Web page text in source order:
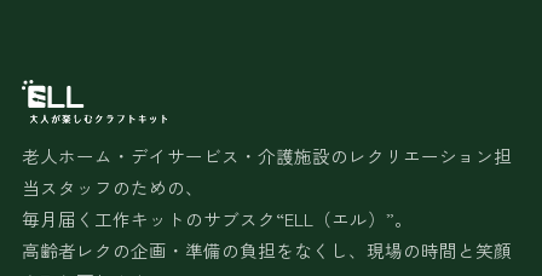
老人ホーム・デイサービス・介護施設のレクリエーション担
当スタッフのための、
毎月届く工作キットのサブスク“ELL（エル）”。
高齢者レクの企画・準備の負担をなくし、現場の時間と笑顔